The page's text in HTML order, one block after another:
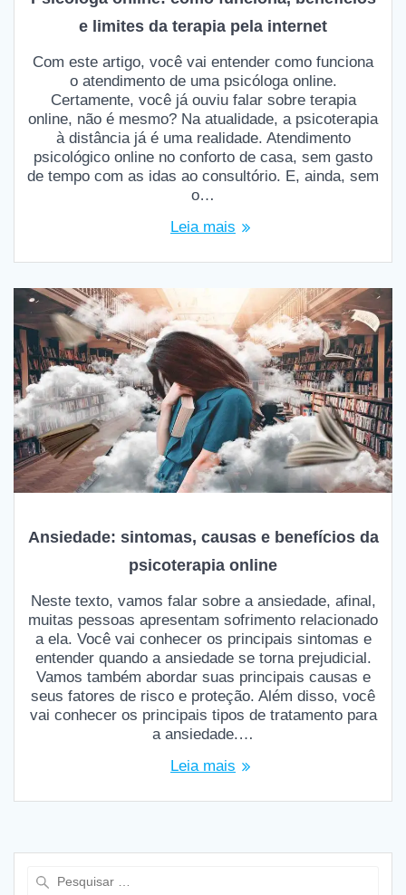
e limites da terapia pela internet
Com este artigo, você vai entender como funciona
o atendimento de uma psicóloga online.
Certamente, você já ouviu falar sobre terapia
online, não é mesmo? Na atualidade, a psicoterapia
à distância já é uma realidade. Atendimento
psicológico online no conforto de casa, sem gasto
de tempo com as idas ao consultório. E, ainda, sem
o…
Leia mais
Ansiedade: sintomas, causas e benefícios da
psicoterapia online
Neste texto, vamos falar sobre a ansiedade, afinal,
muitas pessoas apresentam sofrimento relacionado
a ela. Você vai conhecer os principais sintomas e
entender quando a ansiedade se torna prejudicial.
Vamos também abordar suas principais causas e
seus fatores de risco e proteção. Além disso, você
vai conhecer os principais tipos de tratamento para
a ansiedade.…
Leia mais